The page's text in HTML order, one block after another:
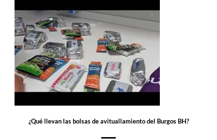
¿Qué llevan las bolsas de avituallamiento del Burgos BH?